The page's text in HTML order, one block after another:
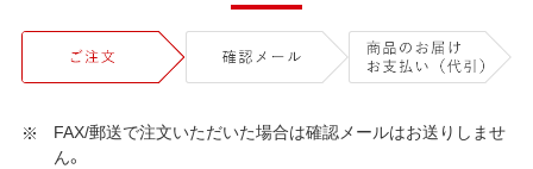
FAX/郵送で注文いただいた場合は確認メールはお送りしませ
ん。